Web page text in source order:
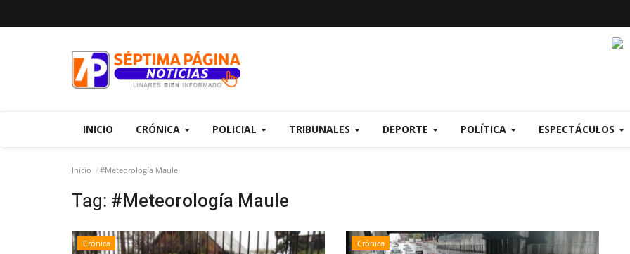
INICIO CRÓNICA POLICIAL TRIBUNALES DEPORTE POLÍTICA ESPECTÁCULOS
Inicio #Meteorología Maule
Tag: #Meteorología Maule
Crónica Crónica